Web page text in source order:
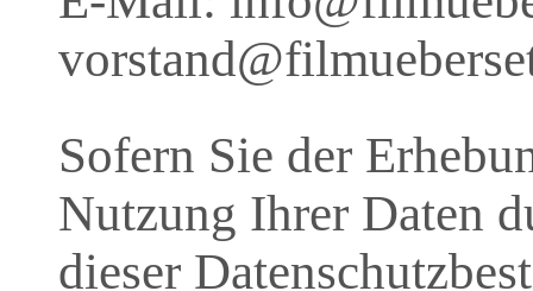
Sofern Sie der
Nutzung Ihrer Daten
dieser